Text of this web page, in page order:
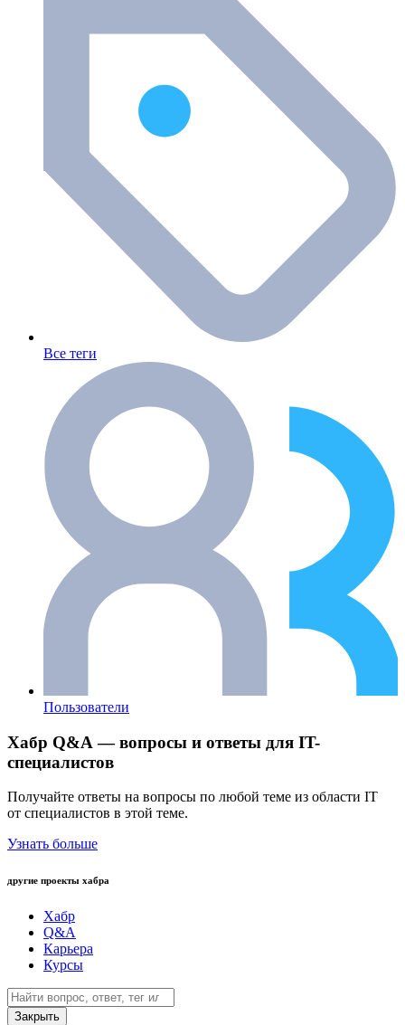
Все теги
Пользователи
Хабр Q&A — вопросы и ответы для IT-
специалистов
Получайте ответы на вопросы по любой теме из области IT
от специалистов в этой теме.
Узнать больше
другие проекты хабра
Хабр
Q&A
Карьера
Курсы
Закрыть